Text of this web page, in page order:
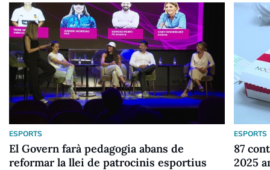
ESPORTS
El Govern farà pedagogia abans de
reformar la llei de patrocinis esportius
ESPORTS
87
2025